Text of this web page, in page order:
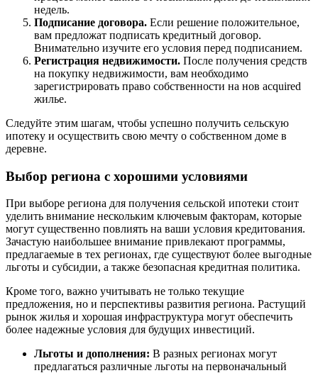
недель.
Подписание договора. Если решение положительное,
вам предложат подписать кредитный договор.
Внимательно изучите его условия перед подписанием.
Регистрация недвижимости. После получения средств
на покупку недвижимости, вам необходимо
зарегистрировать право собственности на нов acquired
жилье.
Следуйте этим шагам, чтобы успешно получить сельскую
ипотеку и осуществить свою мечту о собственном доме в
деревне.
Выбор региона с хорошими условиями
При выборе региона для получения сельской ипотеки стоит
уделить внимание нескольким ключевым факторам, которые
могут существенно повлиять на ваши условия кредитования.
Зачастую наибольшее внимание привлекают программы,
предлагаемые в тех регионах, где существуют более выгодные
льготы и субсидии, а также безопасная кредитная политика.
Кроме того, важно учитывать не только текущие
предложения, но и перспективы развития региона. Растущий
рынок жилья и хорошая инфраструктура могут обеспечить
более надежные условия для будущих инвестиций.
Льготы и дополнения: В разных регионах могут
предлагаться различные льготы на первоначальный